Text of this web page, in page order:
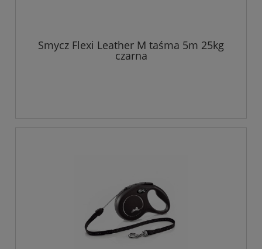
Smycz Flexi Leather M taśma 5m 25kg
czarna